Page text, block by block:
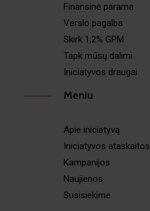
Finansinė parama
Verslo pagalba
Skirk 1,2% GPM
Tapk mūsų dalimi
Iniciatyvos draugai
Meniu
Apie iniciatyvą
Iniciatyvos ataskaitos
Kampanijos
Naujienos
Susisiekime